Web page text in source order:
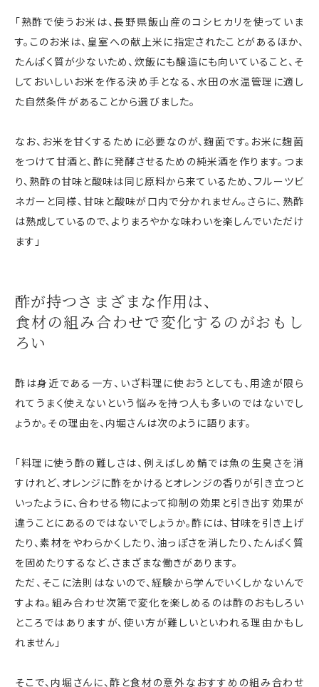
「熟酢で使うお米は、長野県飯山産のコシヒカリを使っていま
す。このお米は、皇室への献上米に指定されたことがあるほか、
たんぱく質が少ないため、炊飯にも醸造にも向いていること、そ
しておいしいお米を作る決め手となる、水田の水温管理に適し
た自然条件があることから選びました。
なお、お米を甘くするために必要なのが、麹菌です。お米に麹菌
をつけて甘酒と、酢に発酵させるための純米酒を作ります。つま
り、熟酢の甘味と酸味は同じ原料から来ているため、フルーツビ
ネガーと同様、甘味と酸味が口内で分かれません。さらに、熟酢
は熟成しているので、よりまろやかな味わいを楽しんでいただけ
ます」
酢が持つさまざまな作用は、
食材の組み合わせで変化するのがおもし
ろい
酢は身近である一方、いざ料理に使おうとしても、用途が限ら
れてうまく使えないという悩みを持つ人も多いのではないでし
ょうか。その理由を、内堀さんは次のように語ります。
「料理に使う酢の難しさは、例えばしめ鯖では魚の生臭さを消
すけれど、オレンジに酢をかけるとオレンジの香りが引き立つと
いったように、合わせる物によって抑制の効果と引き出す効果が
違うことにあるのではないでしょうか。酢には、甘味を引き上げ
たり、素材をやわらかくしたり、油っぽさを消したり、たんぱく質
を固めたりするなど、さまざまな働きがあります。
ただ、そこに法則はないので、経験から学んでいくしかないんで
すよね。組み合わせ次第で変化を楽しめるのは酢のおもしろい
ところではありますが、使い方が難しいといわれる理由かもし
れません」
そこで、内堀さんに、酢と食材の意外なおすすめの組み合わせ